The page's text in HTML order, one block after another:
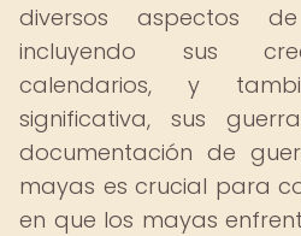
diversos aspectos
incluyendo sus
calendarios, y
significativa, sus
documentación de
mayas es crucial para
en que los mayas